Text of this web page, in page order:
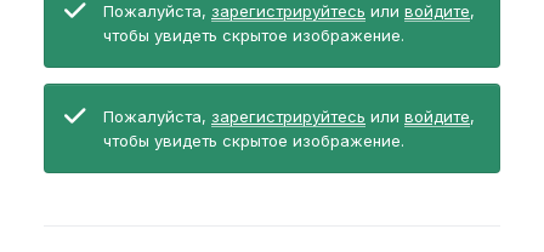
Пожалуйста, зарегистрируйтесь или войдите,
чтобы увидеть скрытое изображение.
Пожалуйста, зарегистрируйтесь или войдите,
чтобы увидеть скрытое изображение.